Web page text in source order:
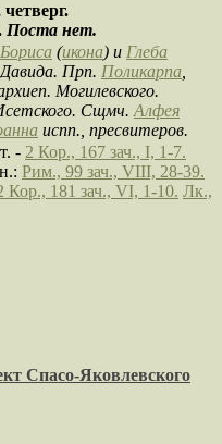
Поста нет.
Бориса (икона) и Глеба
Прп. Поликарпа
архиеп. Могилевского.
Сщмч. Алфея
испп., пресвитеров.
- 2 Кор., 167 зач., I, 1-7.
Рим., 99 зач., VIII, 28-39.
Кор., 181 зач., VI, 1-10. Лк.,
Спасо-Яковлевского